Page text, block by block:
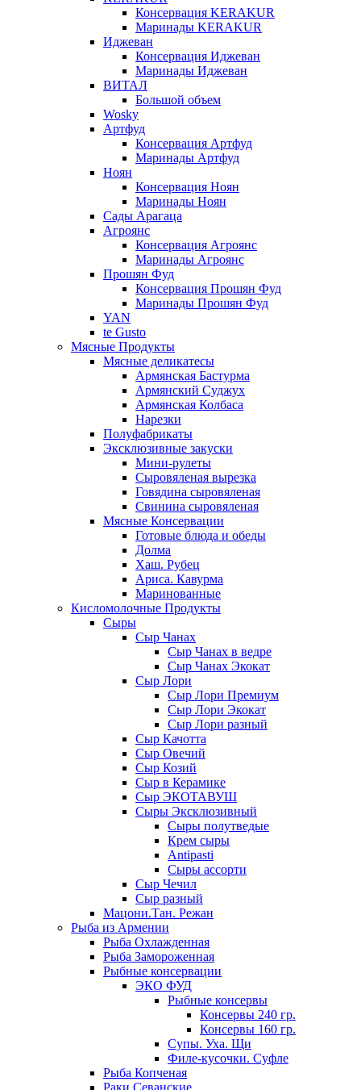
Консервация KERAKUR
Маринады KERAKUR
Иджеван
Консервация Иджеван
Маринады Иджеван
ВИТАЛ
Большой объем
Wosky
Артфуд
Консервация Артфуд
Маринады Артфуд
Ноян
Консервация Ноян
Маринады Ноян
Сады Арагаца
Агроянс
Консервация Агроянс
Маринады Агроянс
Прошян Фуд
Консервация Прошян Фуд
Маринады Прошян Фуд
YAN
te Gusto
Мясные Продукты
Мясные деликатесы
Армянская Бастурма
Армянский Суджух
Армянская Колбаса
Нарезки
Полуфабрикаты
Эксклюзивные закуски
Мини-рулеты
Сыровяленая вырезка
Говядина сыровяленая
Свинина сыровяленая
Мясные Консервации
Готовые блюда и обеды
Долма
Хаш. Рубец
Ариса. Кавурма
Маринованные
Кисломолочные Продукты
Сыры
Сыр Чанах
Сыр Чанах в ведре
Сыр Чанах Экокат
Сыр Лори
Сыр Лори Премиум
Сыр Лори Экокат
Сыр Лори разный
Сыр Качотта
Сыр Овечий
Сыр Козий
Сыр в Керамике
Сыр ЭКОТАВУШ
Сыры Эксклюзивный
Сыры полутведые
Крем сыры
Antipasti
Сыры ассорти
Сыр Чечил
Сыр разный
Мацони.Тан. Режан
Рыба из Армении
Рыба Охлажденная
Рыба Замороженная
Рыбные консервации
ЭКО ФУД
Рыбные консервы
Консервы 240 гр.
Консервы 160 гр.
Супы. Уха. Щи
Филе-кусочки. Суфле
Рыба Копченая
Раки Севанские